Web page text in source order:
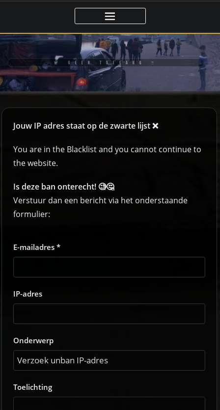
🚨 GEEN TOEGANG ‼️
Jouw IP adres staat op de zwarte lijst ❌
You are in the Blacklist and you cannot continue to
the website.
Is deze ban onterecht! 🧐🤔
Verstuur dan een bericht via het onderstaande
formulier:
E-mailadres *
IP-adres
Onderwerp
Toelichting